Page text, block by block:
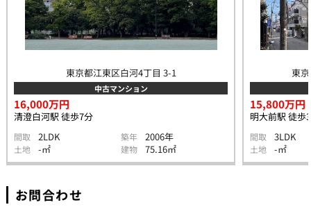
東京都江東区白河4丁目 3-1
中古マンション
16,000万円
清澄白河駅 徒歩7分
間取 2LDK 築年 2006年
土地 -㎡ 建物 75.16㎡
東
15,800万円
明大前駅 徒歩
間取 3LDK
土地 -㎡
お問合わせ